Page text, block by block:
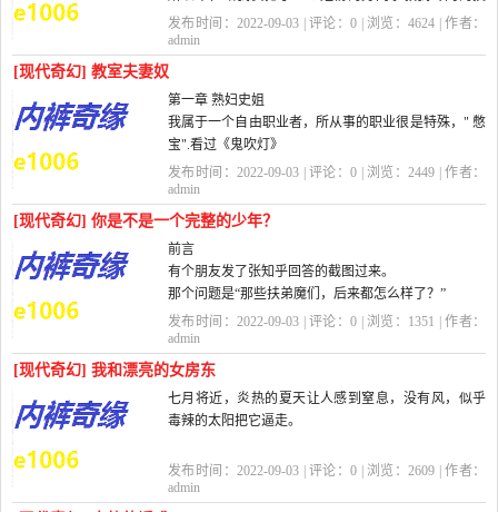
术操作，他比我大５岁，虽然人长得其...
发布时间：2022-09-03 | 评论：0 | 浏览：4624 | 作者：
admin
[现代奇幻] 教室夫妻奴
第一章 熟妇史姐
我属于一个自由职业者，所从事的职业很是特殊，" 憋
宝".看过《鬼吹灯》
一类盗墓小说的朋友，肯定都看到过" 南蛮子憋宝" 这
一词汇。这一行当简单通
俗地说，就是...
发布时间：2022-09-03 | 评论：0 | 浏览：2449 | 作者：
admin
[现代奇幻] 你是不是一个完整的少年？
前言
有个朋友发了张知乎回答的截图过来。
那个问题是“那些扶弟魔们，后来都怎么样了？”
回答讲的是答主的母亲为了让弟弟的孩子上最好的幼
儿园，一路上好学校，不惜让弟媳带着孩...
发布时间：2022-09-03 | 评论：0 | 浏览： 1351 | 作者：
admin
[现代奇幻] 我和漂亮的女房东
七月将近，炎热的夏天让人感到窒息，没有风，似乎
毒辣的太阳把它逼走。
而女人总是喜欢穿极薄的透明装，让她们的乳房
有更多的空气，望着她们那
发布时间：2022-09-03 | 评论：0 | 浏览：2609 | 作者：
admin